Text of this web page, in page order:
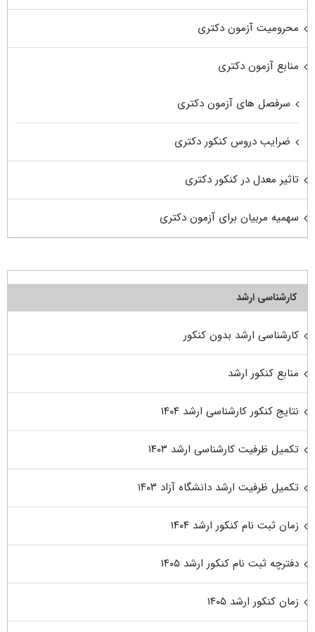
محرومیت آزمون دکتری
منابع آزمون دکتری
سرفصل های آزمون دکتری
ضرایب دروس کنکور دکتری
تاثیر معدل در کنکور دکتری
سهمیه مربیان برای آزمون دکتری
کارشناسی ارشد
کارشناسی ارشد بدون کنکور
منابع کنکور ارشد
نتایج کنکور کارشناسی ارشد ۱۴۰۴
تکمیل ظرفیت کارشناسی ارشد ۱۴۰۳
تکمیل ظرفیت ارشد دانشگاه آزاد ۱۴۰۳
زمان ثبت نام کنکور ارشد ۱۴۰۴
دفترچه ثبت نام کنکور ارشد ۱۴۰۵
زمان کنکور ارشد ۱۴۰۵